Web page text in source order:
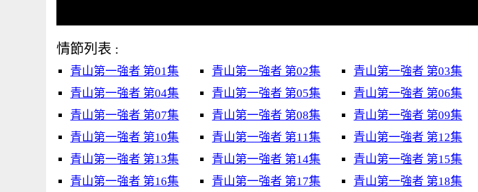
情節列表 :
青山第一強者 第01集 青山第一強者 第02集
青山第一強者 第03集
青山第一強者 第04集
青山第一強者 第05集
青山第一強者 第06集
青山第一強者 第07集
青山第一強者 第08集
青山第一強者 第09集
青山第一強者 第10集
青山第一強者 第11集
青山第一強者 第12集
青山第一強者 第13集
青山第一強者 第14集
青山第一強者 第15集
青山第一強者 第16集
青山第一強者 第17集 青山第一強者 第18集